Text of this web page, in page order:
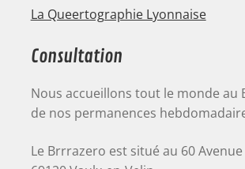
La Queertographie Lyonnaise
Consultation
Nous accueillons tout le monde au
de nos permanences
Le Brrrazero est situé au 60